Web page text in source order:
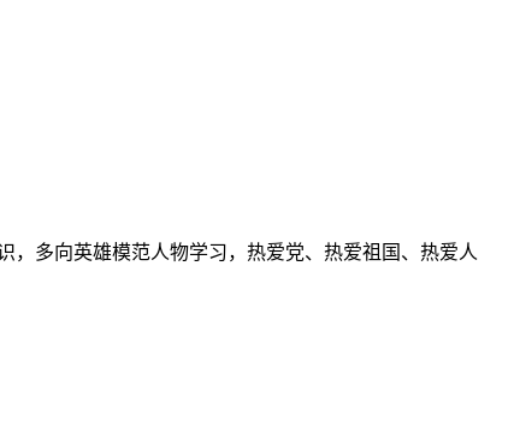
多向英雄模范人物学习，热爱党、热爱祖国、热爱人